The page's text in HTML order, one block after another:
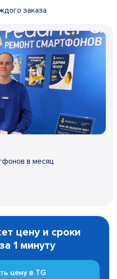
заказа
в месяц
цену и сроки
1 минуту
цену в TG